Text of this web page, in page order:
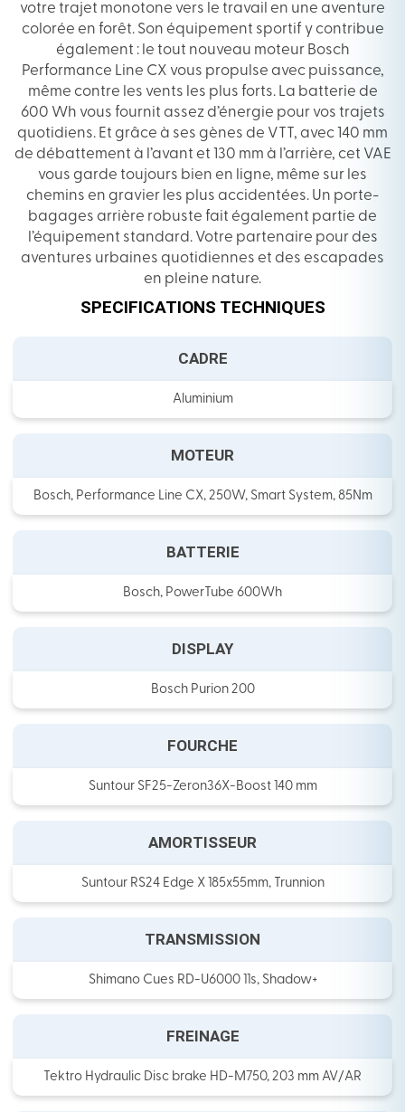
votre trajet monotone vers le travail en une aventure
colorée en forêt. Son équipement sportif y contribue
également : le tout nouveau moteur Bosch
Performance Line CX vous propulse avec puissance,
même contre les vents les plus forts. La batterie de
600 Wh vous fournit assez d’énergie pour vos trajets
quotidiens. Et grâce à ses gènes de VTT, avec 140 mm
de débattement à l’avant et 130 mm à l’arrière, cet VAE
vous garde toujours bien en ligne, même sur les
chemins en gravier les plus accidentées. Un porte-
bagages arrière robuste fait également partie de
l’équipement standard. Votre partenaire pour des
aventures urbaines quotidiennes et des escapades
en pleine nature.
SPECIFICATIONS TECHNIQUES
CADRE
Aluminium
MOTEUR
Bosch, Performance Line CX, 250W, Smart System, 85Nm
BATTERIE
Bosch, PowerTube 600Wh
DISPLAY
Bosch Purion 200
FOURCHE
Suntour SF25-Zeron36X-Boost 140 mm
AMORTISSEUR
Suntour RS24 Edge X 185x55mm, Trunnion
TRANSMISSION
Shimano Cues RD-U6000 11s, Shadow+
FREINAGE
Tektro Hydraulic Disc brake HD-M750, 203 mm AV/AR